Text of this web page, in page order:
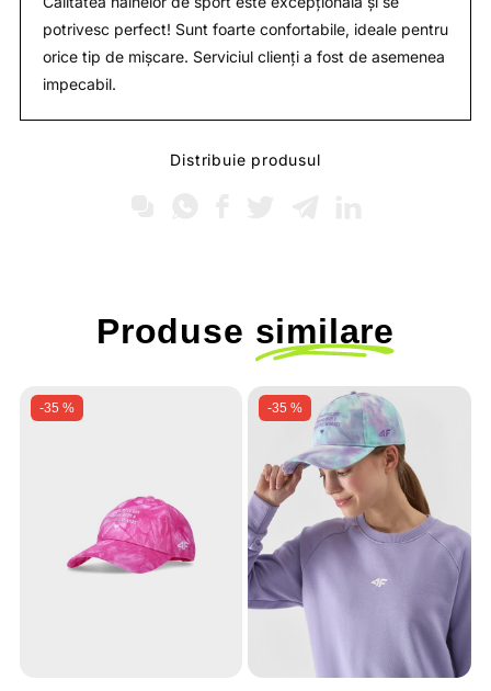
potrivesc perfect! Sunt foarte confortabile, ideale pentru
orice tip de mișcare. Serviciul clienți a fost de asemenea
impecabil.
Distribuie produsul
Produse similare
-35 % -35 %